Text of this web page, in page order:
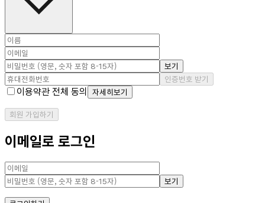
보기
인증번호 받기
이용약관 전체 동의 자세히보기
회원 가입하기
이메일로 로그인
보기